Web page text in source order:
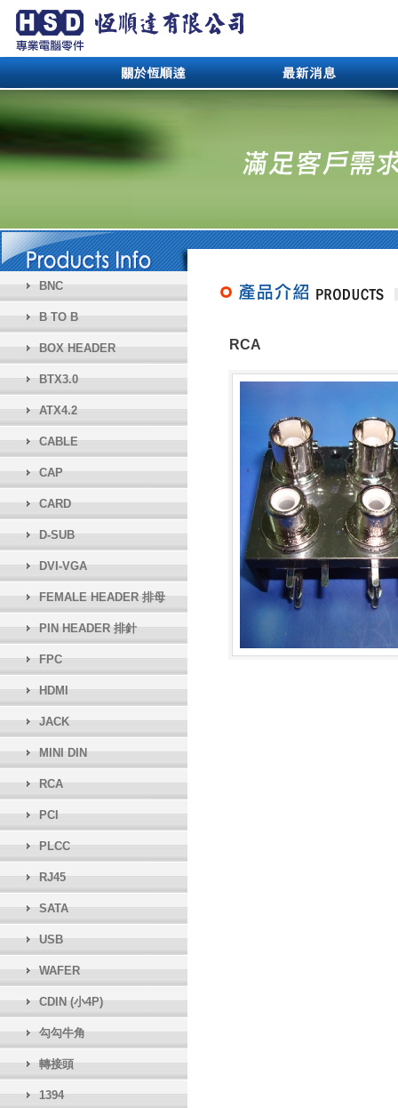
BNC
B TO B
BOX HEADER
BTX3.0
ATX4.2
CABLE
CAP
CARD
D-SUB
DVI-VGA
FEMALE HEADER 排母
PIN HEADER 排針
FPC
HDMI
JACK
MINI DIN
RCA
PCI
PLCC
RJ45
SATA
USB
WAFER
CDIN (小4P)
勾勾牛角
轉接頭
1394
RCA